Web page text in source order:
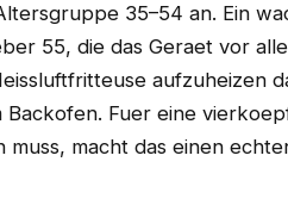
35–54 an. Ein
55, die das Geraet vor
aufzuheizen
Backofen. Fuer eine
muss, macht das einen